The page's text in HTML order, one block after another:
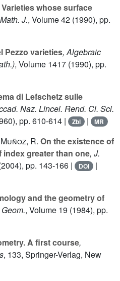
Varieties whose surface
J., Volume 42 (1990), pp.
Pezzo varieties, Algebraic
, Volume 1417 (1990), pp.
di Lefschetz sulle
Naz. Lincei. Rend. Cl. Sci.
pp. 610-614 | Zbl | MR
R. On the existence of
greater than one, J.
pp. 143-166 | DOI |
and the geometry of
, Volume 19 (1984), pp.
A first course,
, 133, Springer-Verlag, New